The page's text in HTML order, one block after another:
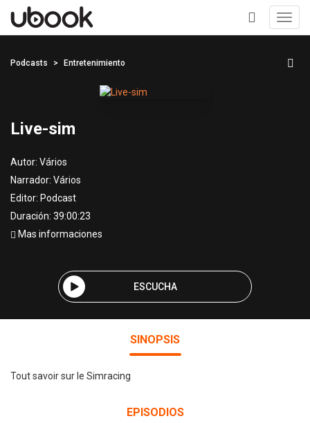
+
Podcasts Entretenimiento
Live-sim
Autor: Vários
Narrador: Vários
Editor: Podcast
Duración: 39:00:23
Mas informaciones
ESCUCHA
SINOPSIS
Tout savoir sur le Simracing
EPISODIOS